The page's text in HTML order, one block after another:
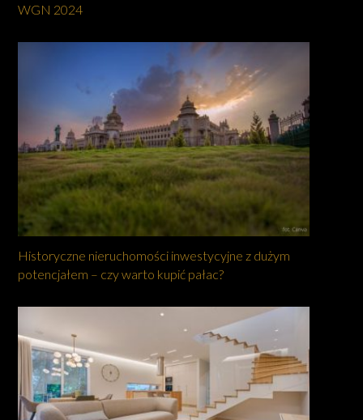
WGN 2024
Historyczne nieruchomości inwestycyjne z dużym
potencjałem – czy warto kupić pałac?